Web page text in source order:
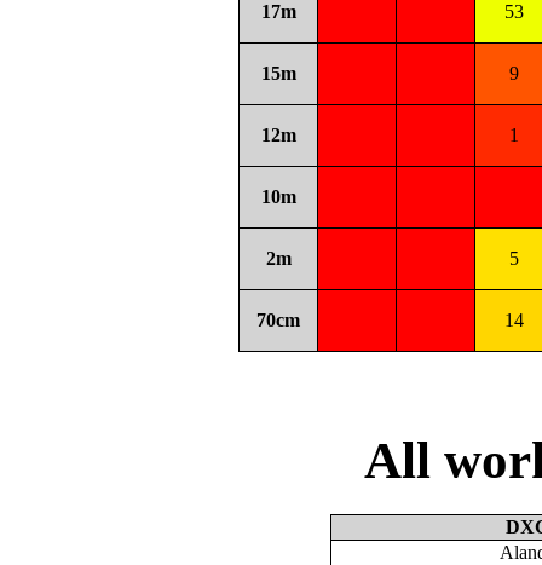
17m 53
15m 9
12m 1
10m
2m 5
70cm 14
All